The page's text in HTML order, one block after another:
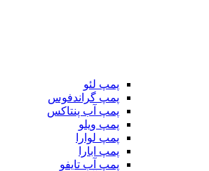
پمپ لئو
پمپ گراندفوس
پمپ آب پنتاکس
پمپ ویلو
پمپ لوارا
پمپ ابارا
پمپ آب تایفو